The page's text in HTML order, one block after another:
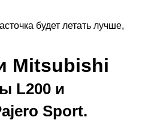
будет летать лучше,
Mitsubishi
L200 и
Sport.